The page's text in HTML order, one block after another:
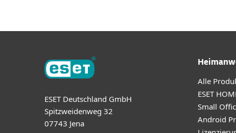
ESET Deutschland GmbH
Spitzweidenweg 32
07743 Jena
Alle
ESET
Small
Android